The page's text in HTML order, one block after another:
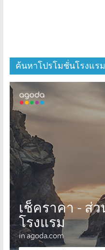
ค้นหาโปรโมชั่นโรงแรม